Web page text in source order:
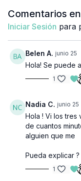
🧘‍♀️
ayudás a tu
la constancia. 🌿
Podés usar esta
Complementar tu
Empezar a correr
Sentirte más
Comentarios
Iniciar Sesión para
Belen A. junio 25
Hola! Se puede
1
Nadia C. junio 25
Hola ! Vi los
de cuantos
alguien que me
Pueda explicar
1